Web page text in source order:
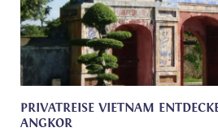
PRIVATREISE VIETNAM
ANGKOR